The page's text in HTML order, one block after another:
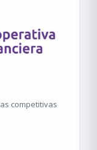
competitivas